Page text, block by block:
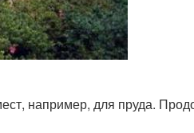
например, для пруда.